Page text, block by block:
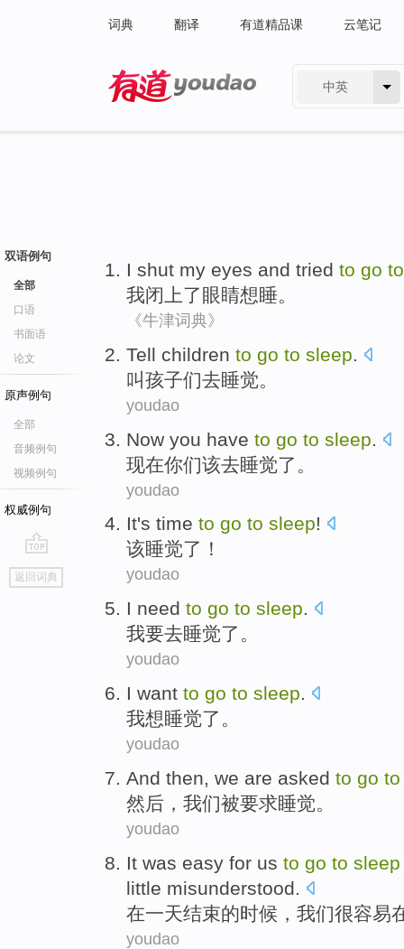
词典 翻译 有道精品课 云笔记
中英
双语例句
全部
口语
书面语
论文
原声例句
全部
音频例句
视频例句
权威例句
go
top
返回词典
I shut my eyes and tried to go
我闭 上了 眼睛想睡。
《牛津词典》
Tell children to go to sleep.
叫孩子们去睡觉。
youdao
Now you have to go to sleep
现在你们该去睡觉了。
youdao
It's time to go to sleep!
该睡觉了！
youdao
I need to go to sleep.
我要去睡觉了 。
youdao
I want to go to sleep.
我想睡觉了。
youdao
And then, we are asked to go
然后 ， 我们被要求睡觉。
youdao
It was easy for us to go to sleep
little misunderstood
在一天结束的时候， 我们很容易
youdao